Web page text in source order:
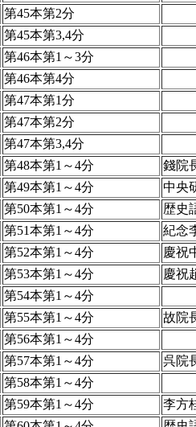
第45本第2分
第45本第3,4分
第46本第1～3分
第46本第4分
第47本第1分
第47本第2分
第47本第3,4分
第48本第1～4分
錢院
第49本第1～4分
中央
第50本第1～4分
歴史
第51本第1～4分
紀念
第52本第1～4分
慶祝
第53本第1～4分
慶祝
第54本第1～4分
第55本第1～4分
故院
第56本第1～4分
第57本第1～4分
呉院
第58本第1～4分
第59本第1～4分
李方